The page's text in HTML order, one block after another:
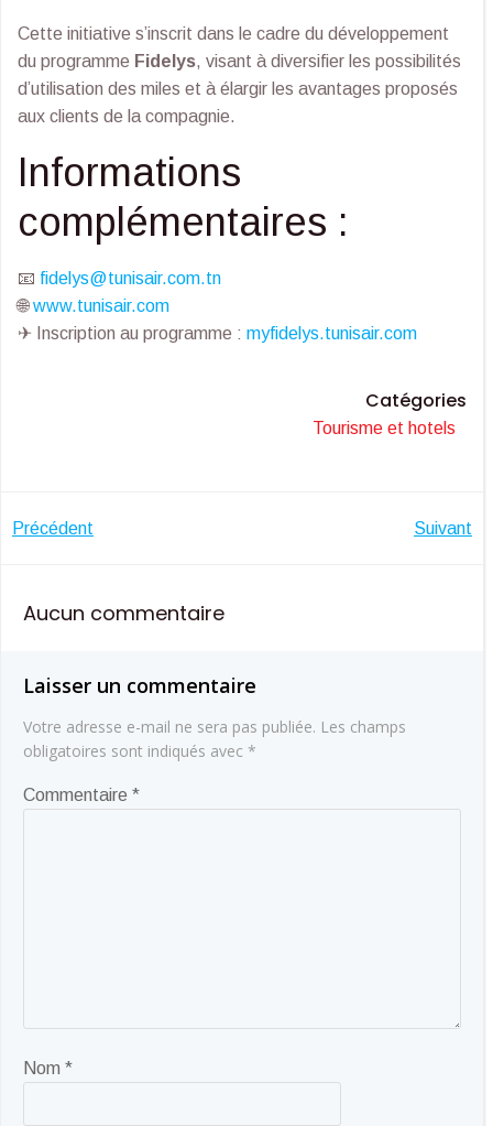
Cette initiative s’inscrit dans le cadre du développement
du programme Fidelys, visant à diversifier les possibilités
d’utilisation des miles et à élargir les avantages proposés
aux clients de la compagnie.
Informations
complémentaires :
📧 fidelys@tunisair.com.tn
🌐www.tunisair.com
✈ Inscription au programme : myfidelys.tunisair.com
Catégories
Tourisme et hotels
Navigation
de
Précédent Suivant
Aucun commentaire
Laisser un commentaire
Votre adresse e-mail ne sera pas publiée. Les champs
obligatoires sont indiqués avec *
Commentaire *
Nom *